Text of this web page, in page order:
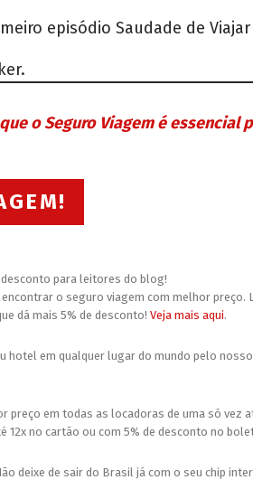
episódio Saudade de
o Seguro Viagem é essencial
para leitores do blog!
o seguro viagem com melhor
dá mais 5% de desconto! Veja mais aqui.
hotel em qualquer lugar do mundo pelo
preço em todas as locadoras de uma só vez
12x no cartão ou com 5% de desconto no
deixe de sair do Brasil já com o seu chip